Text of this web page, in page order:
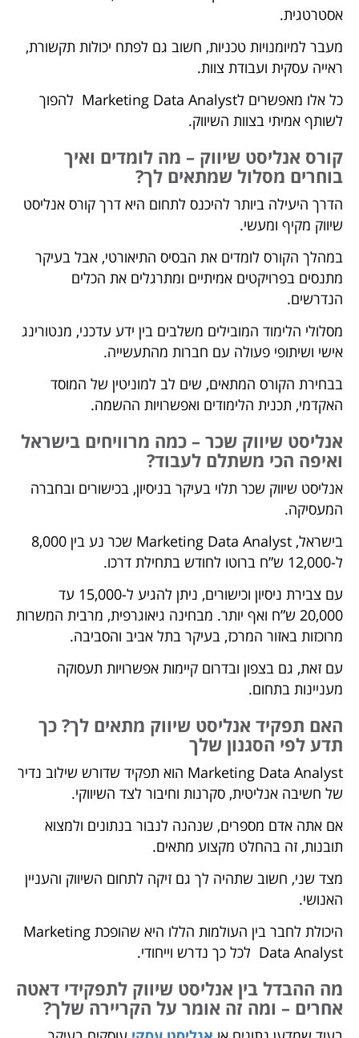
אסטרטגית.
מעבר למיומנויות טכניות, חשוב גם לפתח יכולות תקשורת,
ראייה עסקית ועבודת צוות.
כל אלו מאפשרים לMarketing Data Analyst להפוך
לשותף אמיתי בצוות השיווק.
קורס אנליסט שיווק – מה לומדים ואיך
בוחרים מסלול שמתאים לך?
הדרך היעילה ביותר להיכנס לתחום היא דרך קורס אנליסט
שיווק מקיף ומעשי.
במהלך הקורס לומדים את הבסיס התיאורטי, אבל בעיקר
מתנסים בפרויקטים אמיתיים ומתרגלים את הכלים
הנדרשים.
מסלולי הלימוד המובילים משלבים בין ידע עדכני, מנטורינג
אישי ושיתופי פעולה עם חברות מהתעשייה.
בבחירת הקורס המתאים, שים לב למוניטין של המוסד
האקדמי, תכנית הלימודים ואפשרויות ההשמה.
אנליסט שיווק שכר – כמה מרוויחים בישראל
ואיפה הכי משתלם לעבוד?
אנליסט שיווק שכר תלוי בעיקר בניסיון, בכישורים ובחברה
המעסיקה.
בישראל, Marketing Data Analyst שכר נע בין 8,000
ל-12,000 ש”ח ברוטו לחודש בתחילת דרכו.
עם צבירת ניסיון וכישורים, ניתן להגיע ל-15,000 עד
20,000 ש”ח ואף יותר. מבחינה גיאוגרפית, מרבית המשרות
מרוכזות באזור המרכז, בעיקר בתל אביב והסביבה.
עם זאת, גם בצפון ובדרום קיימות אפשרויות תעסוקה
מעניינות בתחום.
האם תפקיד אנליסט שיווק מתאים לך? כך
תדע לפי הסגנון שלך
Marketing Data Analyst הוא תפקיד שדורש שילוב נדיר
של חשיבה אנליטית, סקרנות וחיבור לצד השיווקי.
אם אתה אדם מספרים, שנהנה לנבור בנתונים ולמצוא
תובנות, זה בהחלט מקצוע מתאים.
מצד שני, חשוב שתהיה לך גם זיקה לתחום השיווק והעניין
האנושי.
היכולת לחבר בין העולמות הללו היא שהופכת Marketing
Data Analyst לכל כך נדרש וייחודי.
מה ההבדל בין אנליסט שיווק לתפקידי דאטה
אחרים – ומה זה אומר על הקריירה שלך?